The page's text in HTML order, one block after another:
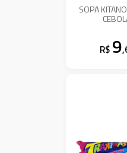
SOPA
R$ 9